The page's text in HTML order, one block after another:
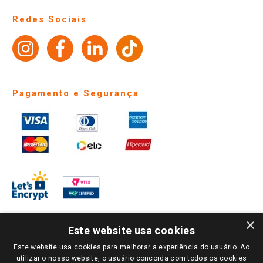
Perguntas frequentes
Identidade Visual
Redes Sociais
Pagamento e Segurança
PARA VER OS PREÇOS DA SUA REGIÃO, FAÇA LOGIN E SELECIONE A LOJA DE
×
Este website usa cookies
Este website usa cookies para melhorar a experiência do usuário. Ao
utilizar o nosso website, o usuário concorda com todos os cookies